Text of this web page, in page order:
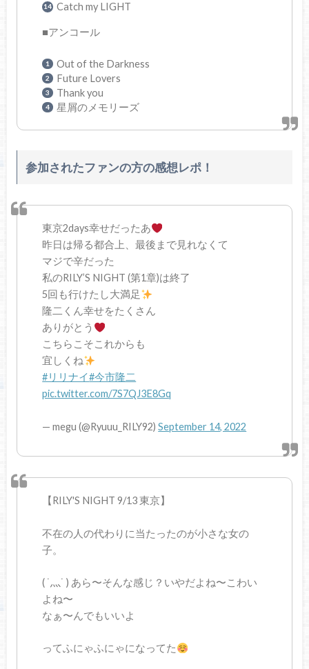
Catch my LIGHT
■アンコール
Out of the Darkness
Future Lovers
Thank you
星屑のメモリーズ
参加されたファンの方の感想レポ！
東京2days幸せだったあ
昨日は帰る都合上、最後まで見れなくて
マジで辛だった
私のRILY’S NIGHT (第1章)は終了
5回も行けたし大満足
隆二くん幸せをたくさん
ありがとう
こちらこそこれからも
宜しくね
#リリナイ#今市隆二
pic.twitter.com/7S7QJ3E8Gq
— megu (@Ryuuu_RILY92)September 14, 2022
【RILY'S NIGHT 9/13 東京】
不在の人の代わりに当たったのが小さな女の
子。
( ˙灬˙ ) あら〜そんな感じ？いやだよね〜こわい
よね〜
なぁ〜んでもいいよ
ってふにゃふにゃになってた